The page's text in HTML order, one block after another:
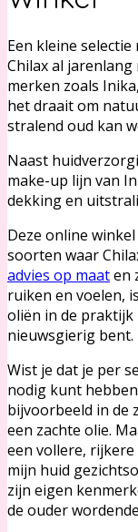
Een kleine
Chilax al
merken zoals
het draait om
stralend oud kan
Naast
make-up lijn van
dekking en
Deze online
soorten waar
advies op maaten
ruiken en voelen,
oliën in de praktijk
nieuwsgierig bent.
Wist je dat je per
nodig kunt
bijvoorbeeld in de
een zachte olie.
een vollere,
mijn huid
zijn eigen
de ouder